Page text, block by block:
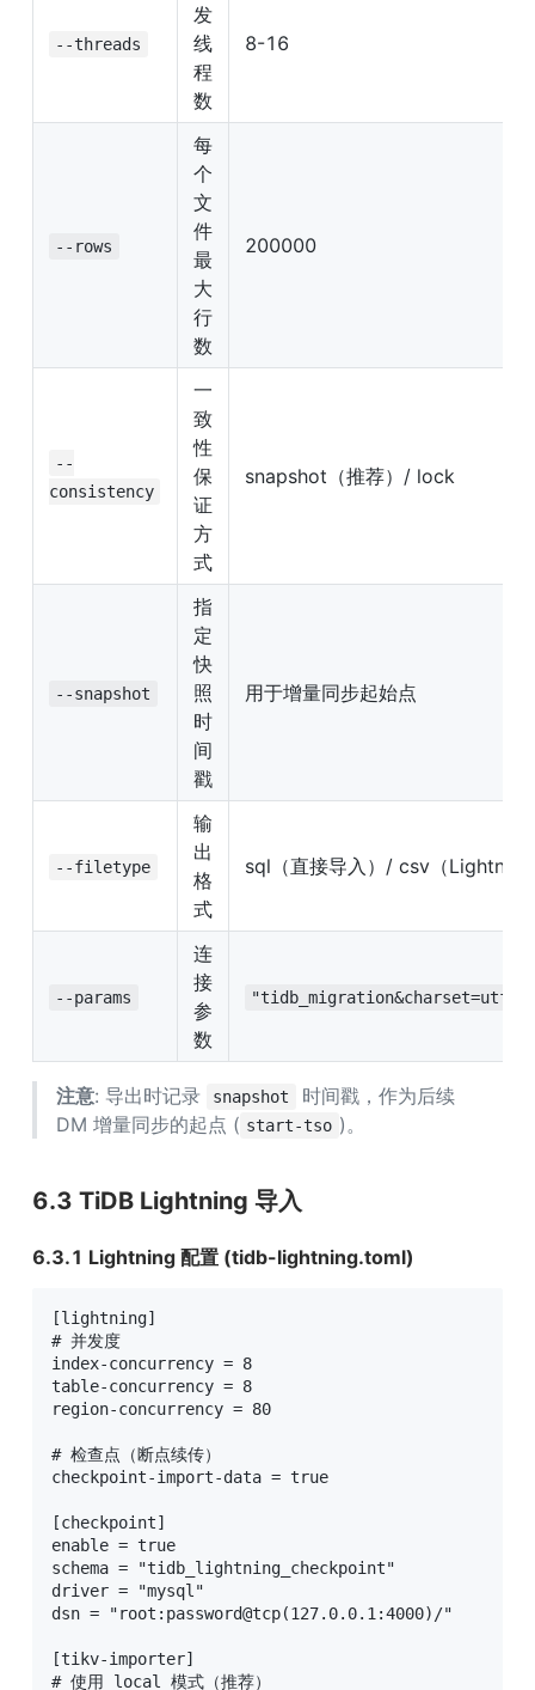
--threads
发
线
程
数
8-16
--rows
每
个
文
件
最
大
行
数
200000
--
consistency
一
致
性
保
证
方
式
snapshot（推荐）/ lock
--snapshot
指
定
快
照
时
间
戳
用于增量同步起始点
--filetype
输
出
格
式
sql（直接导入）/ csv（
--params
连
接
参
数
注意: 导出时记录 snapshot
时间戳，作为后续
DM 增量同步的起点 ( start-tso )。
6.3 TiDB Lightning 导入
6.3.1 Lightning 配置 (tidb-lightning.toml)
[lightning]
# 并发度
index-concurrency = 8
table-concurrency = 8
region-concurrency = 80
# 检查点（断点续传）
checkpoint-import-data = true
[checkpoint]
enable = true
schema = "tidb_lightning_checkpoint"
driver = "mysql"
dsn = "root:password@tcp(127.0.0.1:4000)/"
[tikv-importer]
# 使用 local 模式（推荐）